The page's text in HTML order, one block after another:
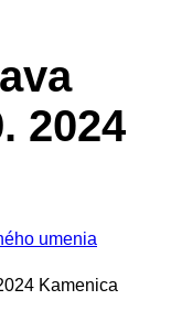
2024
umenia
Kamenica